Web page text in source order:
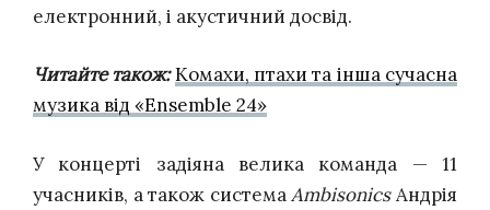
електронний, і акустичний досвід.
Читайте також:Комахи, птахи та інша сучасна
музика від «Ensemble 24»
У концерті задіяна велика команда — 11
учасників, а також системаAmbisonicsАндрія